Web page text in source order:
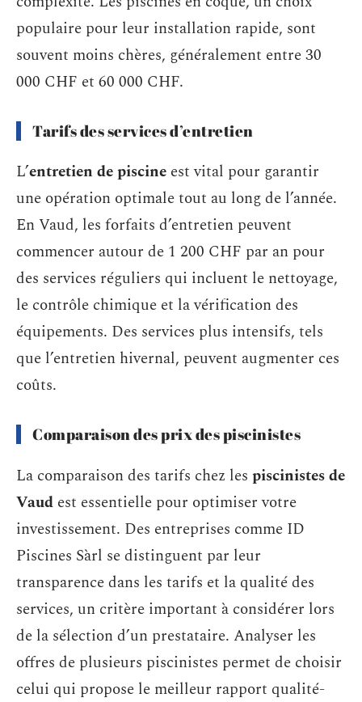
populaire pour leur installation rapide, sont
souvent moins chères, généralement entre 30
000 CHF et 60 000 CHF.
Tarifs des services d’entretien
L’entretien de piscine est vital pour garantir
une opération optimale tout au long de l’année.
En Vaud, les forfaits d’entretien peuvent
commencer autour de 1 200 CHF par an pour
des services réguliers qui incluent le nettoyage,
le contrôle chimique et la vérification des
équipements. Des services plus intensifs, tels
que l’entretien hivernal, peuvent augmenter ces
coûts.
Comparaison des prix des piscinistes
La comparaison des tarifs chez les piscinistes de
Vaud est essentielle pour optimiser votre
investissement. Des entreprises comme ID
Piscines Sàrl se distinguent par leur
transparence dans les tarifs et la qualité des
services, un critère important à considérer lors
de la sélection d’un prestataire. Analyser les
offres de plusieurs piscinistes permet de choisir
celui qui propose le meilleur rapport qualité-